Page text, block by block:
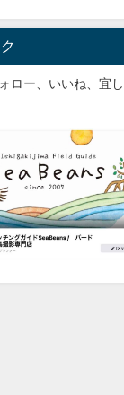
ロー、いいね、宜